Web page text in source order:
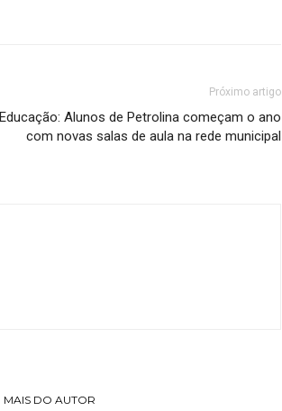
Próximo artigo
Educação: Alunos de Petrolina começam o ano
com novas salas de aula na rede municipal
MAIS DO AUTOR